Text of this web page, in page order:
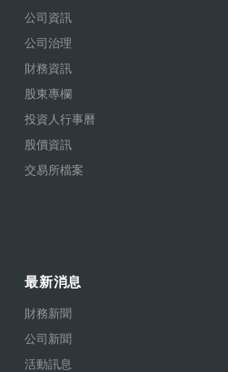
公司資訊
公司治理
財務資訊
股東專欄
投資人行事曆
股價資訊
交易所檔案
最新消息
財務新聞
公司新聞
活動訊息